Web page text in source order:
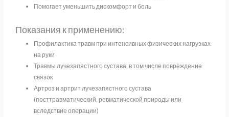
Помогает уменьшить дискомфорт и боль
Показания к применению:
Профилактика травм при интенсивных физических нагрузках
на руки
Травмы лучезапястного сустава, в том числе повреждение
связок
Артроз и артрит лучезапястного сустава
(посттравматический, ревматической природы или
вследствие операции)